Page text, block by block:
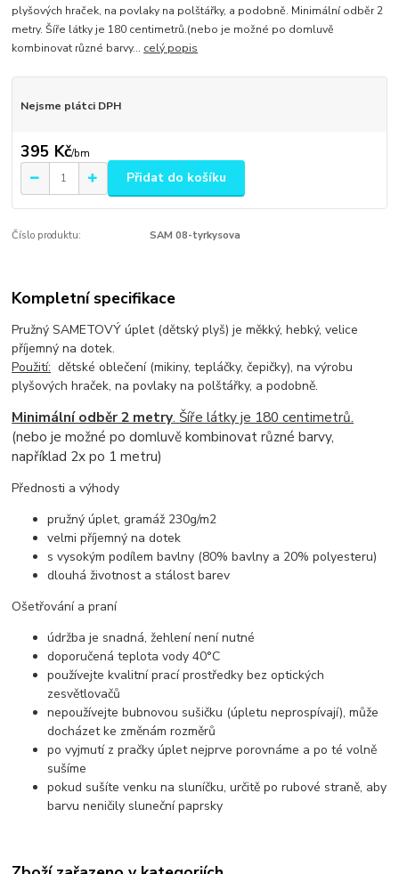
plyšových hraček, na povlaky na polštářky, a podobně. Minimální odběr 2
metry. Šíře látky je 180 centimetrů.(nebo je možné po domluvě
kombinovat různé barvy... celý popis
Nejsme plátci DPH
395 Kč/bm
Přidat do košíku
Číslo produktu: SAM 08-tyrkysova
Kompletní specifikace
Pružný SAMETOVÝ úplet (dětský plyš) je měkký, hebký, velice
příjemný na dotek.
Použití: dětské oblečení (mikiny, tepláčky, čepičky), na výrobu
plyšových hraček, na povlaky na polštářky, a podobně.
Minimální odběr 2 metry. Šíře látky je 180 centimetrů.
(nebo je možné po domluvě kombinovat různé barvy,
například 2x po 1 metru)
Přednosti a výhody
pružný úplet, gramáž 230g/m2
velmi příjemný na dotek
s vysokým podílem bavlny (80% bavlny a 20% polyesteru)
dlouhá životnost a stálost barev
Ošetřování a praní
údržba je snadná, žehlení není nutné
doporučená teplota vody 40°C
používejte kvalitní prací prostředky bez optických
zesvětlovačů
nepoužívejte bubnovou sušičku (úpletu neprospívají), může
docházet ke změnám rozměrů
po vyjmutí z pračky úplet nejprve porovnáme a po té volně
sušíme
pokud sušíte venku na sluníčku, určitě po rubové straně, aby
barvu neničily sluneční paprsky